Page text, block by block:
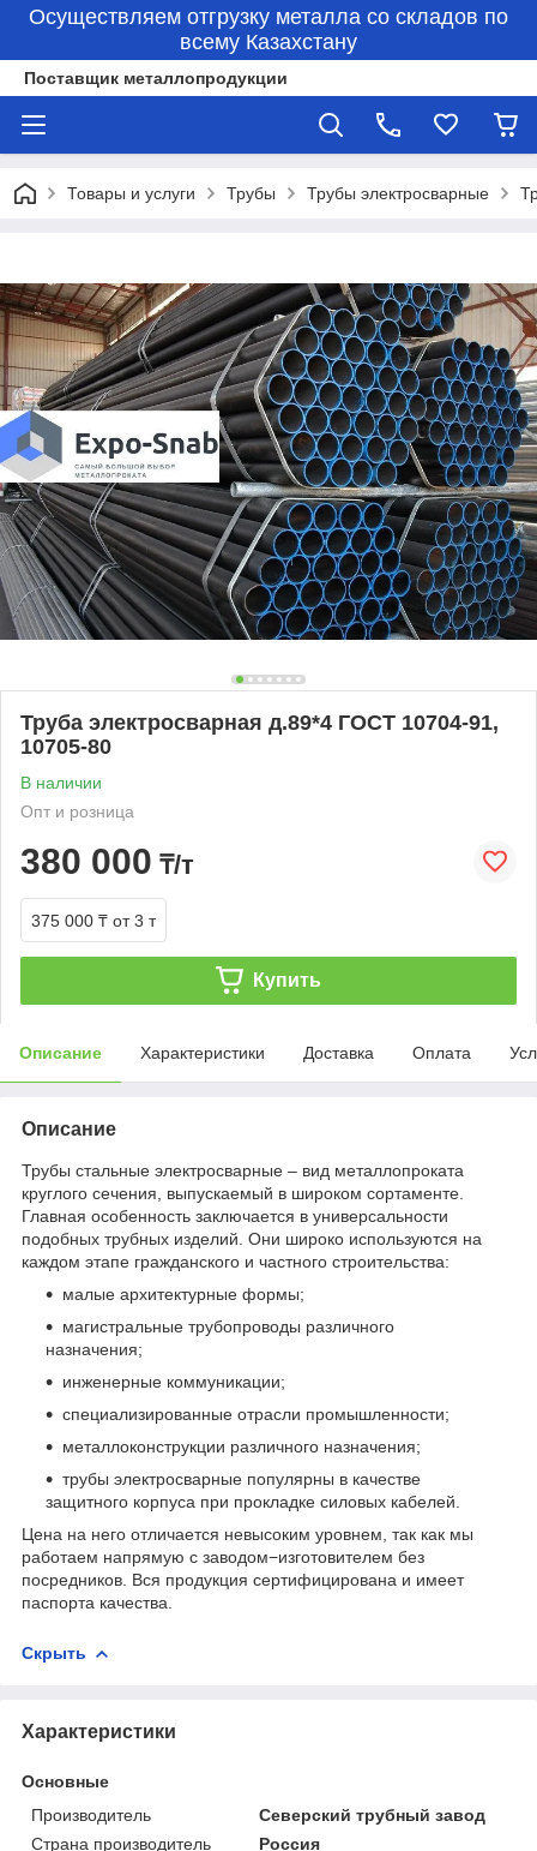
Осуществляем отгрузку металла со складов по
всему Казахстану
Поставщик металлопродукции
Товары и услуги Трубы Трубы электросварные
Труба электросварная д.89*4 ГОСТ 10704-91,
10705-80
В наличии
Опт и розница
380 000 ₸/т
375 000 ₸ от 3 т
Купить
Описание Характеристики Доставка Оплата
Описание
Трубы стальные электросварные – вид металлопроката
круглого сечения, выпускаемый в широком сортаменте.
Главная особенность заключается в универсальности
подобных трубных изделий. Они широко используются на
каждом этапе гражданского и частного строительства:
малые архитектурные формы;
магистральные трубопроводы различного
назначения;
инженерные коммуникации;
специализированные отрасли промышленности;
металлоконструкции различного назначения;
трубы электросварные популярны в качестве
защитного корпуса при прокладке силовых кабелей.
Цена на него отличается невысоким уровнем, так как мы
работаем напрямую с заводом−изготовителем без
посредников. Вся продукция сертифицирована и имеет
паспорта качества.
Скрыть
Характеристики
Основные
Производитель
Северский трубный завод
Страна производитель
Россия